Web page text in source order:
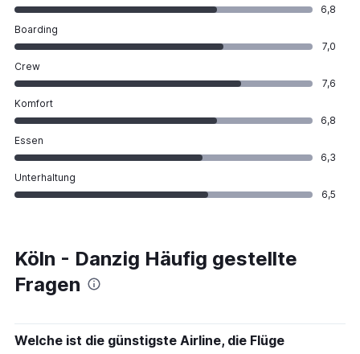
6,8
Boarding
7,0
Crew
7,6
Komfort
6,8
Essen
6,3
Unterhaltung
6,5
Köln - Danzig Häufig gestellte
Fragen
Welche ist die günstigste Airline, die Flüge